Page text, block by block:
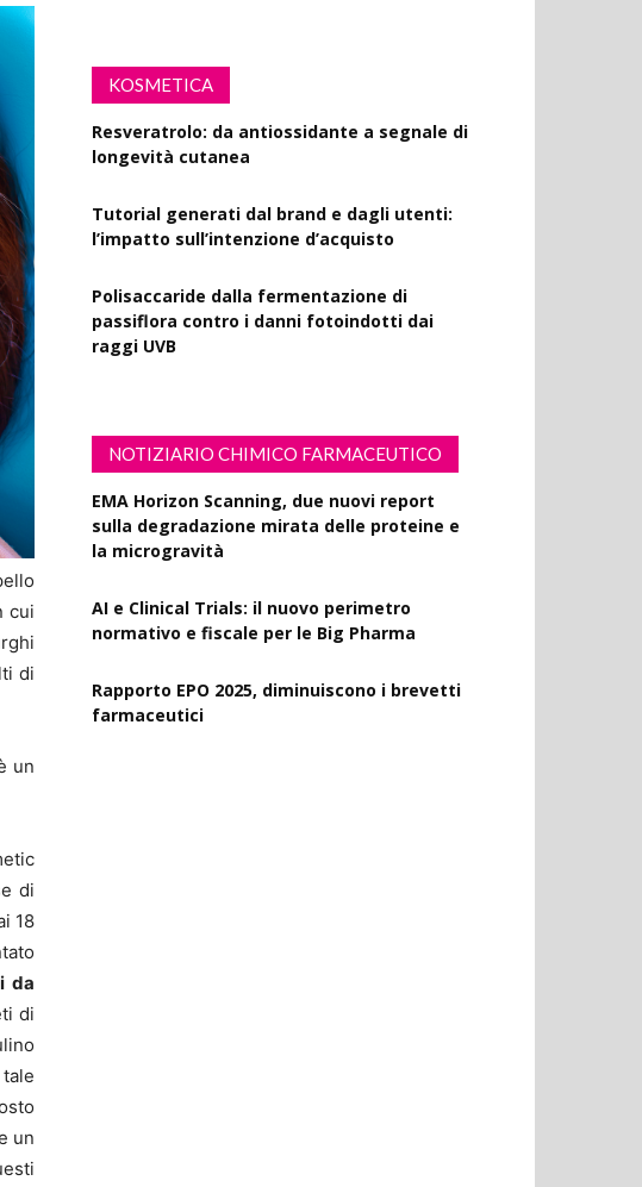
cui
di
un
di
18
da
di
un
KOSMETICA
Resveratrolo: da antiossidante a segnale di
longevità cutanea
Tutorial generati dal brand e dagli utenti:
l’impatto sull’intenzione d’acquisto
Polisaccaride dalla fermentazione di
passiflora contro i danni fotoindotti dai
raggi UVB
NOTIZIARIO CHIMICO FARMACEUTICO
EMA Horizon Scanning, due nuovi report
sulla degradazione mirata delle proteine e
la microgravità
AI e Clinical Trials: il nuovo perimetro
normativo e fiscale per le Big Pharma
Rapporto EPO 2025, diminuiscono i brevetti
farmaceutici